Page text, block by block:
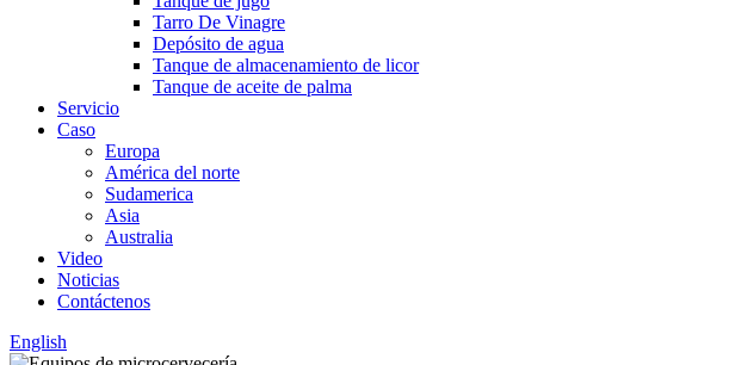
Tarro De Vinagre
Depósito de agua
Tanque de almacenamiento de licor
Tanque de aceite de palma
Servicio
Caso
Europa
América del norte
Sudamerica
Asia
Australia
Video
Noticias
Contáctenos
English